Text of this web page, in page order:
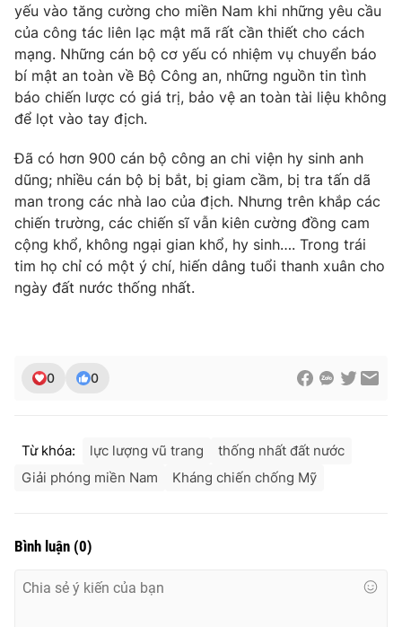
Ðiện thoại Thời báo VTV:024.66 897 897
Email:toasoan@vtv.vn
Liên hệ quảng cáo:024-7300.7108
yếu vào tăng cường cho miền Nam khi những yêu cầu
của công tác liên lạc mật mã rất cần thiết cho cách
mạng. Những cán bộ cơ yếu có nhiệm vụ chuyển báo
bí mật an toàn về Bộ Công an, những nguồn tin tình
báo chiến lược có giá trị, bảo vệ an toàn tài liệu không
để lọt vào tay địch.
Đã có hơn 900 cán bộ công an chi viện hy sinh anh
dũng; nhiều cán bộ bị bắt, bị giam cầm, bị tra tấn dã
man trong các nhà lao của địch. Nhưng trên khắp các
chiến trường, các chiến sĩ vẫn kiên cường đồng cam
cộng khổ, không ngại gian khổ, hy sinh…. Trong trái
tim họ chỉ có một ý chí, hiến dâng tuổi thanh xuân cho
ngày đất nước thống nhất.
0 0
Từ khóa: lực lượng vũ trang
thống nhất đất nước
Giải phóng miền Nam
Kháng chiến chống Mỹ
Bình luận (0)